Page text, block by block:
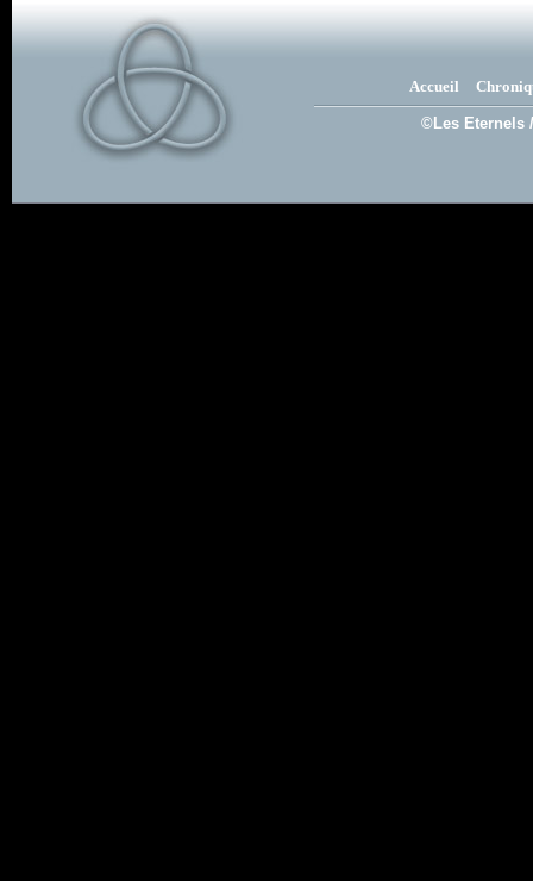
Accueil
©Les Eternels